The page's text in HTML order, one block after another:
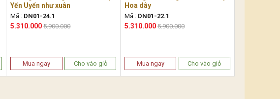
Yến Uyển như xuân
Mã : DN01-24.1
5.310.0005.900.000
Mua ngay Cho vào giỏ
Hoa dây
Mã : DN01-22.1
5.310.0005.900.000
Mua ngay Cho vào giỏ